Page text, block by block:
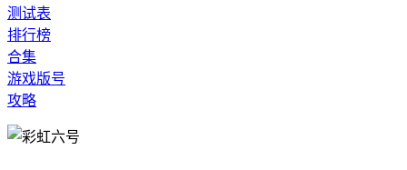
测试表
排行榜
合集
游戏版号
攻略